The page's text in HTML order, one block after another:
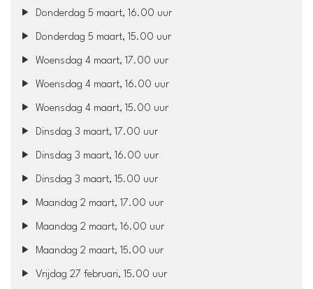
Donderdag 5 maart, 16.00 uur
Donderdag 5 maart, 15.00 uur
Woensdag 4 maart, 17.00 uur
Woensdag 4 maart, 16.00 uur
Woensdag 4 maart, 15.00 uur
Dinsdag 3 maart, 17.00 uur
Dinsdag 3 maart, 16.00 uur
Dinsdag 3 maart, 15.00 uur
Maandag 2 maart, 17.00 uur
Maandag 2 maart, 16.00 uur
Maandag 2 maart, 15.00 uur
Vrijdag 27 februari, 15.00 uur